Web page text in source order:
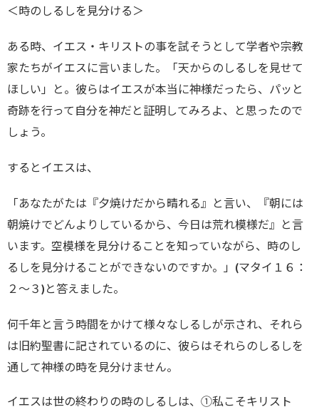
＜時のしるしを見分ける＞
ある時、イエス・キリストの事を試そうとして学者や宗教
家たちがイエスに言いました。「天からのしるしを見せて
ほしい」と。彼らはイエスが本当に神様だったら、パッと
奇跡を行って自分を神だと証明してみろよ、と思ったので
しょう。
するとイエスは、
「あなたがたは『夕焼けだから晴れる』と言い、『朝には
朝焼けでどんよりしているから、今日は荒れ模様だ』と言
います。空模様を見分けることを知っていながら、時のし
るしを見分けることができないのですか。」(マタイ１６：
２～３)と答えました。
何千年と言う時間をかけて様々なしるしが示され、それら
は旧約聖書に記されているのに、彼らはそれらのしるしを
通して神様の時を見分けません。
イエスは世の終わりの時のしるしは、①私こそキリスト